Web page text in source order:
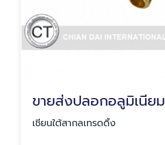
ขายส่งปลอกอลูมิเนียม
เชียนใต้สากลเทรดดิ้ง